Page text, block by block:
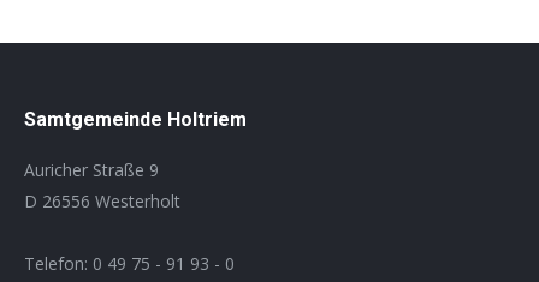
Samtgemeinde Holtriem
Auricher Straße 9
D 26556 Westerholt
Telefon: 0 49 75 - 91 93 - 0